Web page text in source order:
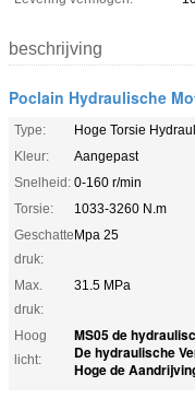
beschrijving
Poclain Hydraulische
Type:
Hoge Torsie
Kleur:
Aangepast
Snelheid: 0-160 r/min
Torsie:
1033-3260 N.m
Geschatte
druk:
Mpa 25
Max.
druk:
31.5 MPa
Hoog
licht:
MS05 de
De hydraulische
Hoge de